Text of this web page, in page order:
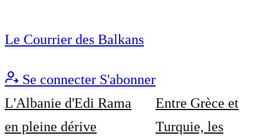
Le Courrier des Balkans
Se connecter S'abonner
L'Albanie d'Edi Rama
en pleine dérive
Entre Grèce et
Turquie, les